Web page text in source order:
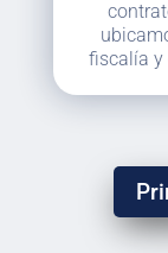
fiscalía y